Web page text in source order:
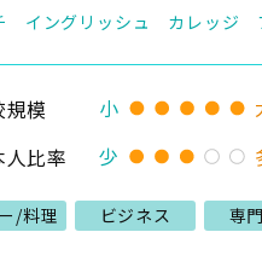
イングリッシュ カレッジ
模 小
人比率
少
/料理 ビジネス 専